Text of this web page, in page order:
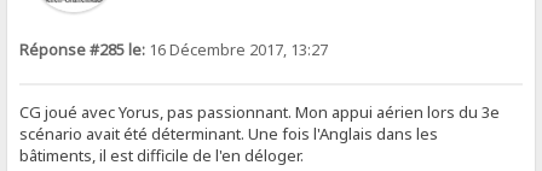
Réponse #285 le: 16 Décembre 2017, 13:27
CG joué avec Yorus, pas passionnant. Mon appui aérien lors du 3e
scénario avait été déterminant. Une fois l'Anglais dans les
bâtiments, il est difficile de l'en déloger.